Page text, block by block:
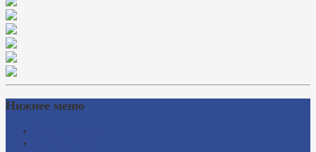
Нижнее меню